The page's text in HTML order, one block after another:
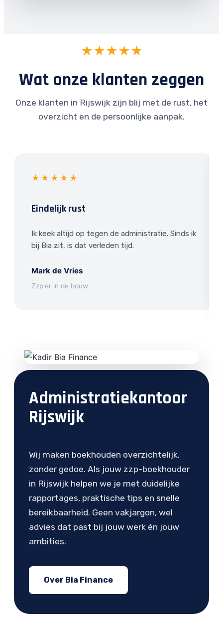
★★★★★
Wat onze klanten zeggen
Onze klanten in Rijswijk zijn blij met de rust, het
overzicht en de persoonlijke aanpak.
★★★★★
Eindelijk rust
Ik keek altijd op tegen de administratie. Sinds ik
bij Bia zit, is dat verleden tijd.
Mark de Vries
Zzp'er in de bouw
Administratiekantoor
Rijswijk
Wij maken boekhouden overzichtelijk,
zonder gedoe. Als jouw zzp-boekhouder
in Rijswijk helpen we je met duidelijke
rapportages, praktische tips en snelle
bereikbaarheid. Geen vakjargon, wel
advies dat past bij jouw werk én jouw
ambities.
Over Bia Finance